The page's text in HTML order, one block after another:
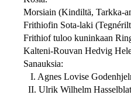
Morsiain (Kindiltä, Tarkka-
Frithiofin Sota-laki
Frithiof tuloo kuninkaan
Kalteni-Rouvan Hedvig
Sanauksia:
I. Agnes Lovise
II. Ulrik Wilhelm